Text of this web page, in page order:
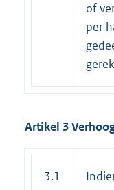
of
per
Artikel 3
3.1